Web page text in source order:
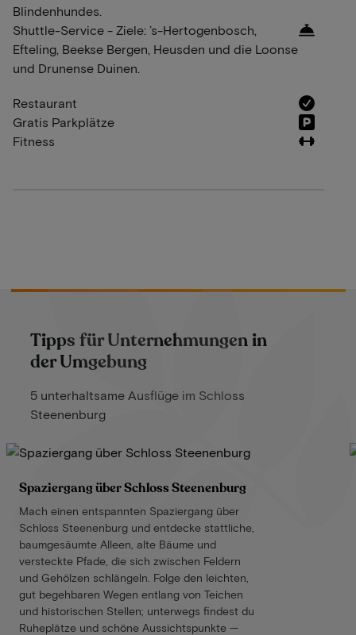
Blindenhundes.
Shuttle-Service - Ziele: ’s-Hertogenbosch,
Efteling, Beekse Bergen, Heusden und die Loonse
und Drunense Duinen.
Restaurant
Gratis Parkplätze
Fitness
Tipps für Unternehmungen in
der Umgebung
5 unterhaltsame Ausflüge im Schloss
Steenenburg
Spaziergang über Schloss Steenenburg
Mach einen entspannten Spaziergang über
Schloss Steenenburg und entdecke stattliche,
baumgesäumte Alleen, alte Bäume und
versteckte Pfade, die sich zwischen Feldern
und Gehölzen schlängeln. Folge den leichten,
gut begehbaren Wegen entlang von Teichen
und historischen Stellen; unterwegs findest du
Ruheplätze und schöne Aussichtspunkte —